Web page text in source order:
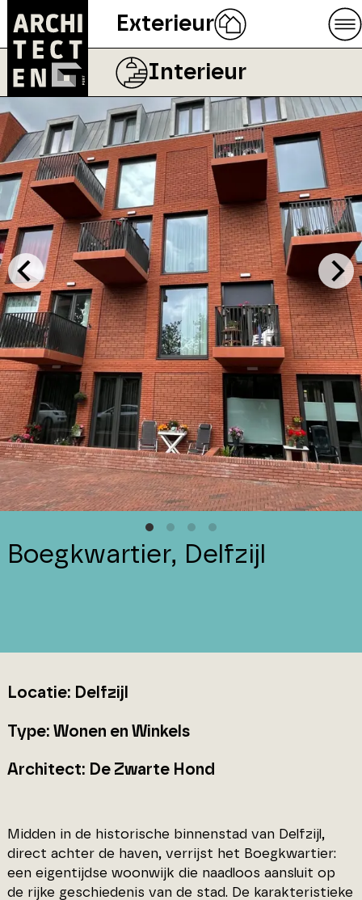
Exterieur
Interieur
Boegkwartier, Delfzijl
Locatie: Delfzijl
Type: Wonen en Winkels
Architect: De Zwarte Hond
Midden in de historische binnenstad van Delfzijl,
direct achter de haven, verrijst het Boegkwartier:
een eigentijdse woonwijk die naadloos aansluit op
de rijke geschiedenis van de stad. De karakteristieke